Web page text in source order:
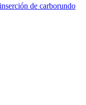
de carborundo